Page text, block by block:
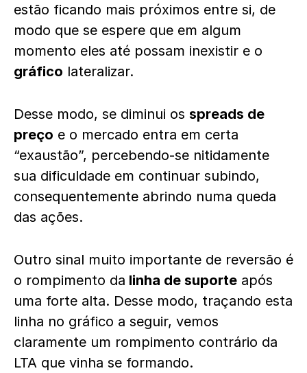
estão ficando mais próximos entre si, de
modo que se espere que em algum
momento eles até possam inexistir e o
gráfico lateralizar.
Desse modo, se diminui os spreads de
preço e o mercado entra em certa
“exaustão”, percebendo-se nitidamente
sua dificuldade em continuar subindo,
consequentemente abrindo numa queda
das ações.
Outro sinal muito importante de reversão é
o rompimento da linha de suporte após
uma forte alta. Desse modo, traçando esta
linha no gráfico a seguir, vemos
claramente um rompimento contrário da
LTA que vinha se formando.